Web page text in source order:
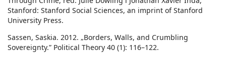
Stanford: Stanford Social Sciences, an imprint of Stanford
University Press.
Sassen, Saskia. 2012. „Borders, Walls, and Crumbling
Sovereignty.” Political Theory 40 (1): 116–122.